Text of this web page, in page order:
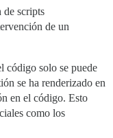
de scripts
de un
código solo se puede
se ha renderizado en
en el código. Esto
como los